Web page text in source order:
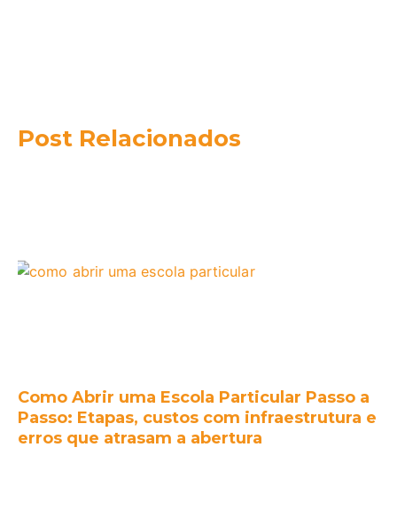
Post Relacionados
Como Abrir uma Escola Particular Passo a
Passo: Etapas, custos com infraestrutura e
erros que atrasam a abertura